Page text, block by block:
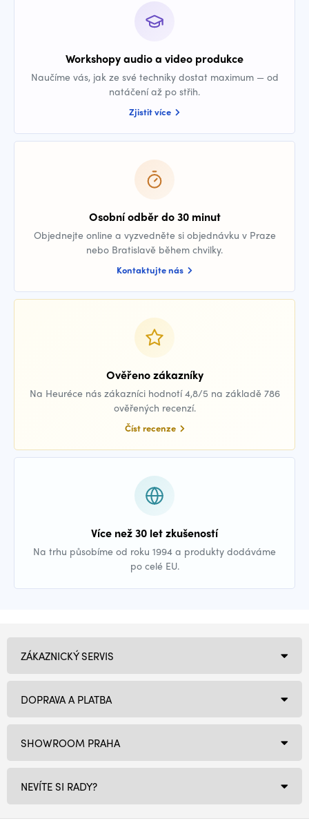
Workshopy audio a video produkce
Naučíme vás, jak ze své techniky dostat maximum — od
natáčení až po střih.
Zjistit více
Osobní odběr do 30 minut
Objednejte online a vyzvedněte si objednávku v Praze
nebo Bratislavě během chvilky.
Kontaktujte nás
Ověřeno zákazníky
Na Heuréce nás zákazníci hodnotí 4,8/5 na základě 786
ověřených recenzí.
Číst recenze
Více než 30 let zkušeností
Na trhu působíme od roku 1994 a produkty dodáváme
po celé EU.
SHOWROOM PRAHA
NEVÍTE SI RADY?
ZÁKAZNICKÝ SERVIS
DOPRAVA A PLATBA